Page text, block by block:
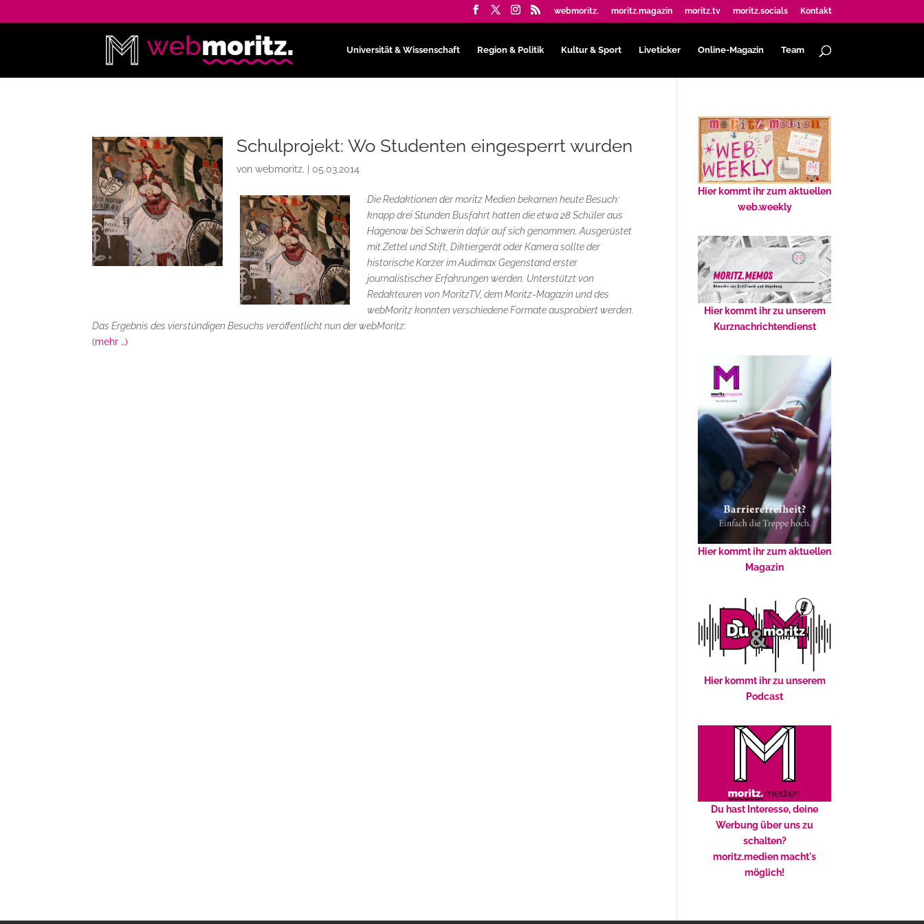
webmoritz. moritz.magazin moritz.tv moritz.socials Kontakt
Universität & Wissenschaft Region & Politik Kultur & Sport Liveticker Online-Magazin Team
Schulprojekt: Wo Studenten eingesperrt wurden
vonwebmoritz. |05.03.2014
Die Redaktionen der moritz Medien bekamen heute Besuch:
knapp drei Stunden Busfahrt hatten die etwa 28 Schüler aus
Hagenow bei Schwerin dafür auf sich genommen. Ausgerüstet
mit Zettel und Stift, Diktiergerät oder Kamera sollte der
historische Karzer im Audimax Gegenstand erster
journalistischer Erfahrungen werden. Unterstützt von
Redakteuren von MoritzTV, dem Moritz-Magazin und des
webMoritz konnten verschiedene Formate ausprobiert werden.
Das Ergebnis des vierstündigen Besuchs veröffentlicht nun der webMoritz:
(mehr …)
Hier kommt ihr zum aktuellen
web.weekly
Hier kommt ihr zu unserem
Kurznachrichtendienst
Hier kommt ihr zum aktuellen
Magazin
Hier kommt ihr zu unserem
Podcast
Du hast Interesse, deine
Werbung über uns zu
schalten?
moritz.medien macht's
möglich!